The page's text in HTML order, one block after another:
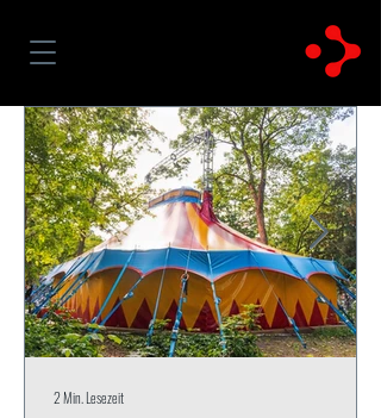
2 Min. Lesezeit